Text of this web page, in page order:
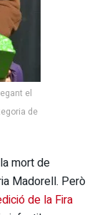
el
de
mort de
Madorell. Però
de la Fira